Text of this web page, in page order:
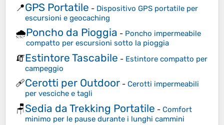
📍GPS Portatile - Dispositivo GPS portatile per
escursioni e geocaching
🌧️Poncho da Pioggia - Poncho impermeabile
compatto per escursioni sotto la pioggia
🧯Estintore Tascabile - Estintore compatto per
campeggio
🩹Cerotti per Outdoor - Cerotti impermeabili
per vesciche e tagli
🪑Sedia da Trekking Portatile - Comfort
minimo per le pause durante i lunghi cammini